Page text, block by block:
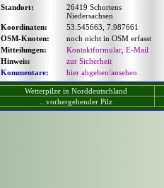
Standort:
26419 Schortens
Niedersachsen
Koordinaten:
53.545663, 7.987661
OSM-Knoten:
noch nicht in OSM erfasst
Mitteilungen:
Kontaktformular E-Mail
Hinweis:
zur Sicherheit
Kommentare:
hier abgeben/ansehen
Wetterpilze in Norddeutschland
...vorhergehender Pilz